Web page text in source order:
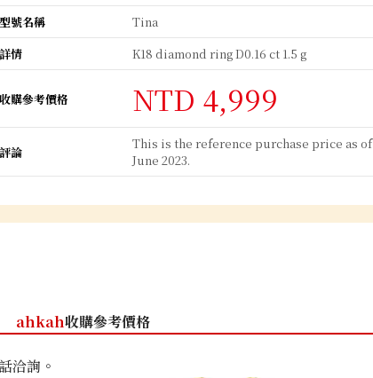
型號名稱
Tina
詳情
K18 diamond ring D0.16 ct 1.5 g
收購參考價格 NTD 4,999
評論
This is the reference purchase price as of
June 2023.
ahkah收購參考價格
洽詢。